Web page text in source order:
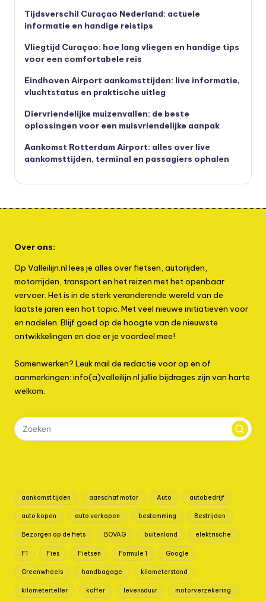
Tijdsverschil Curaçao Nederland: actuele
informatie en handige reistips
Vliegtijd Curaçao: hoe lang vliegen en handige tips
voor een comfortabele reis
Eindhoven Airport aankomsttijden: live informatie,
vluchtstatus en praktische uitleg
Diervriendelijke muizenvallen: de beste
oplossingen voor een muisvriendelijke aanpak
Aankomst Rotterdam Airport: alles over live
aankomsttijden, terminal en passagiers ophalen
Over ons:
Op Valleilijn.nl lees je alles over fietsen, autorijden,
motorrijden, transport en het reizen met het openbaar
vervoer. Het is in de sterk veranderende wereld van de
laatste jaren een hot topic. Met veel nieuwe initiatieven voor
en nadelen. Blijf goed op de hoogte van de nieuwste
ontwikkelingen en doe er je voordeel mee!
Samenwerken? Leuk mail de redactie voor op en of
aanmerkingen: info(a)valleilijn.nl jullie bijdrages zijn van harte
welkom.
aankomst tijden aanschaf motor Auto autobedrijf
auto kopen auto verkopen bestemming Bestrijden
Bezorgen op de fiets BOVAG buitenland elektrische
F1 Fies Fietsen Formule 1 Google
Greenwheels handbagage kilometerstand
kilometerteller koffer levensduur motorverzekering